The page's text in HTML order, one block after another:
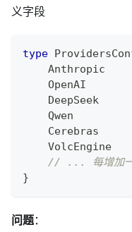
义字段
type
Anthropic
OpenAI
DeepSeek
Qwen
Cerebras
VolcEngine
// ... 每增加一
}
问题：